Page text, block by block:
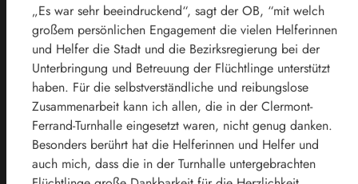
„Es war sehr beeindruckend“, sagt der OB, “mit welch
großem persönlichen Engagement die vielen Helferinnen
und Helfer die Stadt und die Bezirksregierung bei der
Unterbringung und Betreuung der Flüchtlinge unterstützt
haben. Für die selbstverständliche und reibungslose
Zusammenarbeit kann ich allen, die in der Clermont-
Ferrand-Turnhalle eingesetzt waren, nicht genug danken.
Besonders berührt hat die Helferinnen und Helfer und
auch mich, dass die in der Turnhalle untergebrachten